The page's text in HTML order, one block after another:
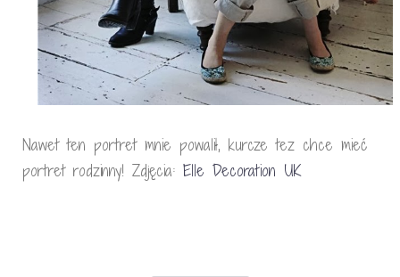
Nawet ten portret mnie powalił, kurcze tez chce mieć
portret rodzinny! Zdjęcia: Elle Decoration UK